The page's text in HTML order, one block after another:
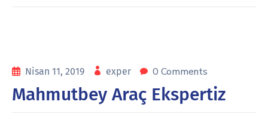
Nisan 11, 2019 exper 0 Comments
Mahmutbey Araç Ekspertiz